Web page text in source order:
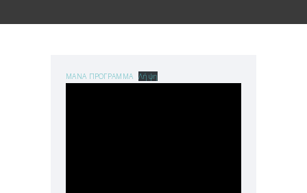
MANA ΠΡΟΓΡΑΜΜΑ Λήψη